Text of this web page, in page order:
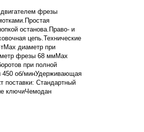
двигателем фрезы
останова.Право- и
цепь.Технические
диаметр при
фрезы 68 ммМах
при полной
450 об/минУдерживающая
поставки: Стандартный
ключиЧемодан